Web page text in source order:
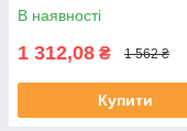
В наявності
1 312,08 ₴ 1 562 ₴
Купити